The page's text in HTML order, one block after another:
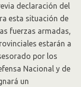
declaración del
esta situación de
fuerzas armadas,
estarán a
por los
Nacional y de
un